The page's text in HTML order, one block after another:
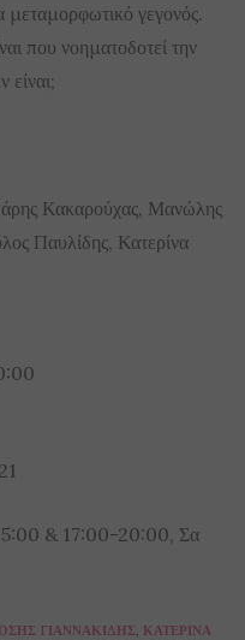
μεταμορφωτικό γεγονός.
που νοηματοδοτεί την
Κακαρούχας, Μανώλης
Παυλίδης, Κατερίνα
& 17:00-20:00, Σα
ΓΙΑΝΝΑΚΊΔΗΣ, ΚΑΤΕΡΊΝΑ